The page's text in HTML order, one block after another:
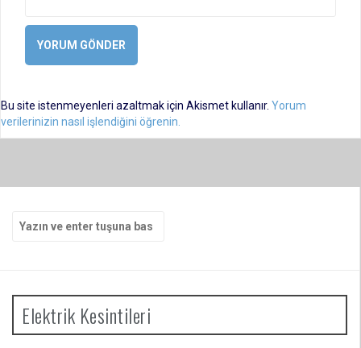
Bu site istenmeyenleri azaltmak için Akismet kullanır. Yorum
verilerinizin nasıl işlendiğini öğrenin.
yap:
Elektrik Kesintileri